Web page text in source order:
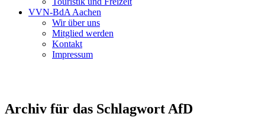
VVN-BdA Aachen
Wir über uns
Mitglied werden
Kontakt
Impressum
Archiv für das Schlagwort AfD